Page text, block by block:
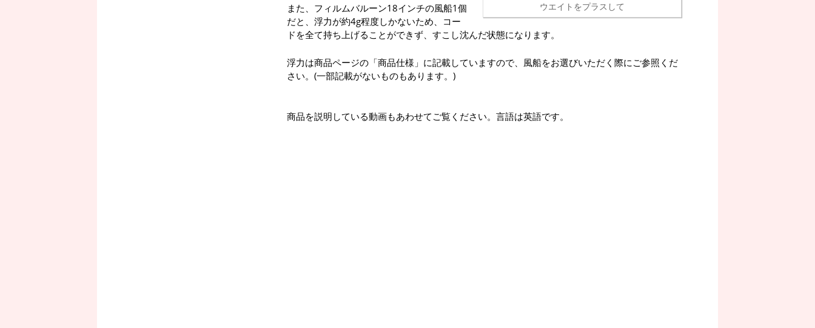
ウエイトをプラスして
また、フィルムバルーン18インチの風船1個
だと、浮力が約4g程度しかないため、コー
ドを全て持ち上げることができず、すこし沈んだ状態になります。
浮力は商品ページの「商品仕様」に記載していますので、風船をお選びいただく際にご参照くだ
さい。(一部記載がないものもあります。)
商品を説明している動画もあわせてご覧ください。言語は英語です。